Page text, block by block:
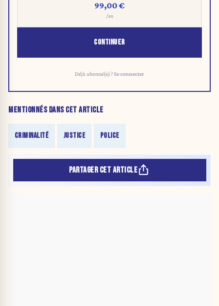
99,00 €
/an
CONTINUER
Déjà abonné(e) ?Se connecter
MENTIONNÉS DANS CET ARTICLE
CRIMINALITÉ JUSTICE POLICE
PARTAGER CET ARTICLE